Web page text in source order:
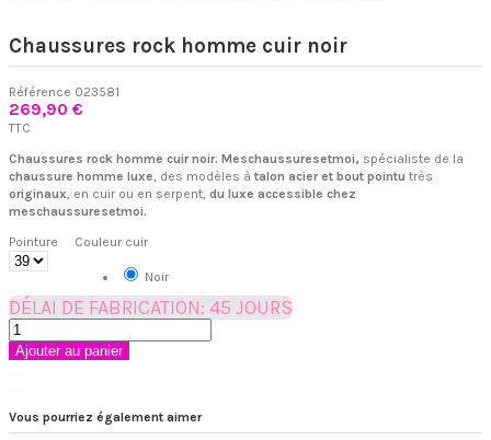
Chaussures rock homme cuir noir
Référence 023581
269,90 €
TTC
Chaussures rock homme cuir noir. Meschaussuresetmoi, spécialiste de la
chaussure homme luxe, des modèles à talon acier et bout pointu très
originaux, en cuir ou en serpent, du luxe accessible chez
meschaussuresetmoi.
Pointure
Couleur cuir
Noir
DÉLAI DE FABRICATION: 45 JOURS
Ajouter au panier
Vous pourriez également aimer